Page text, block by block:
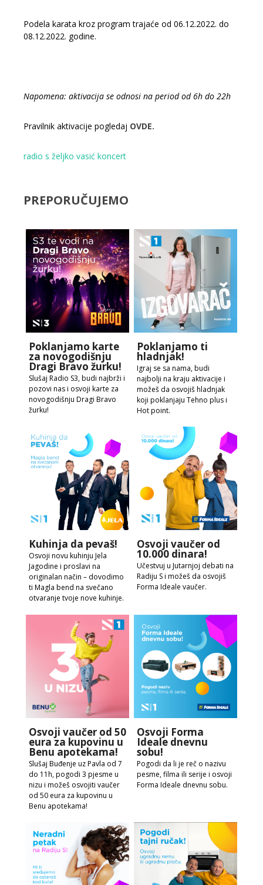
Podela karata kroz program trajaće od 06.12.2022. do
08.12.2022. godine.
Napomena: aktivacija se odnosi na period od 6h do 22h
Pravilnik aktivacije pogledaj OVDE.
radio s željko vasić koncert
PREPORUČUJEMO
Poklanjamo karte
za novogodišnju
Dragi Bravo žurku!
Slušaj Radio S3, budi najbrži i
pozovi nas i osvoji karte za
novogodišnju Dragi Bravo
žurku!
Poklanjamo ti
hladnjak!
Igraj se sa nama, budi
najbolji na kraju aktivacije i
možeš da osvojiš hladnjak
koji poklanjaju Tehno plus i
Hot point.
Kuhinja da pevaš!
Osvoji novu kuhinju Jela
Jagodine i proslavi na
originalan način – dovodimo
ti Magla bend na svečano
otvaranje tvoje nove kuhinje.
Osvoji vaučer od
10.000 dinara!
Učestvuj u Jutarnjoj debati na
Radiju S i možeš da osvojiš
Forma Ideale vaučer.
Osvoji vaučer od 50
eura za kupovinu u
Benu apotekama!
Slušaj Buđenje uz Pavla od 7
do 11h, pogodi 3 pjesme u
nizu i možeš osvojiti vaučer
od 50 eura za kupovinu u
Benu apotekama!
Osvoji Forma
Ideale dnevnu
sobu!
Pogodi da li je reč o nazivu
pesme, filma ili serije i osvoji
Forma Ideale dnevnu sobu.